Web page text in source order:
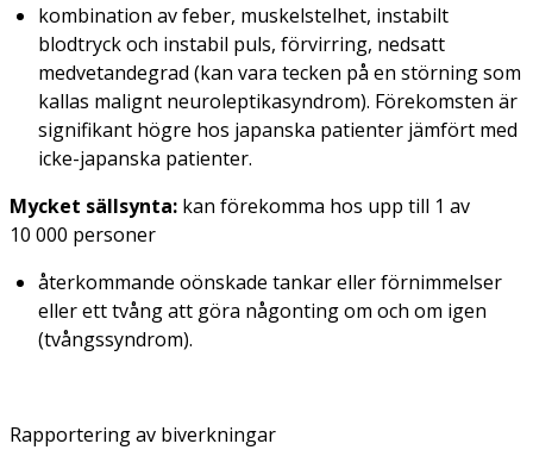
kombination av feber, muskelstelhet, instabilt
blodtryck och instabil puls, förvirring, nedsatt
medvetandegrad (kan vara tecken på en störning som
kallas malignt neuroleptikasyndrom). Förekomsten är
signifikant högre hos japanska patienter jämfört med
icke-japanska patienter.
Mycket sällsynta: kan förekomma hos upp till 1 av
10 000 personer
återkommande oönskade tankar eller förnimmelser
eller ett tvång att göra någonting om och om igen
(tvångssyndrom).
Rapportering av biverkningar